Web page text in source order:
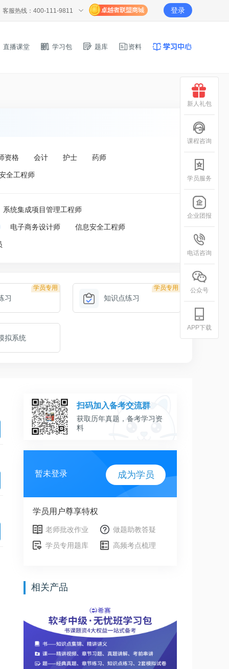
客服热线：400-111-9811 登录
直播课堂 学习包 题库 资料
资格 会计 护士 药师
全工程师
系统集成项目管理工程师
电子商务设计师 信息安全工程师
学员专用
习
学员专用
知识点练习
拟系统
扫码加入备考交流群
获取历年真题，备考学习资
料
暂未登录 成为学员
学员用户尊享特权
老师批改作业
做题助教答疑
学员专用题库
高频考点梳理
相关产品
新人礼包
课程咨询
学员服务
企业团报
电话咨询
公众号
APP下载